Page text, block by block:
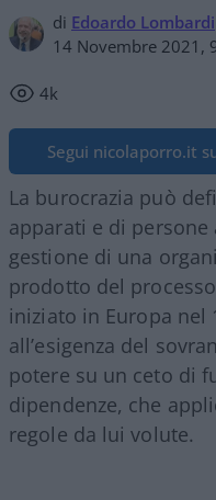
di Edoardo Lombardi
14 Novembre 2021,
4k
Segui nicolaporro.it
La burocrazia può
apparati e di
gestione di una
prodotto del
iniziato in Europa nel
all’esigenza del
potere su un ceto di
dipendenze, che
regole da lui volute.